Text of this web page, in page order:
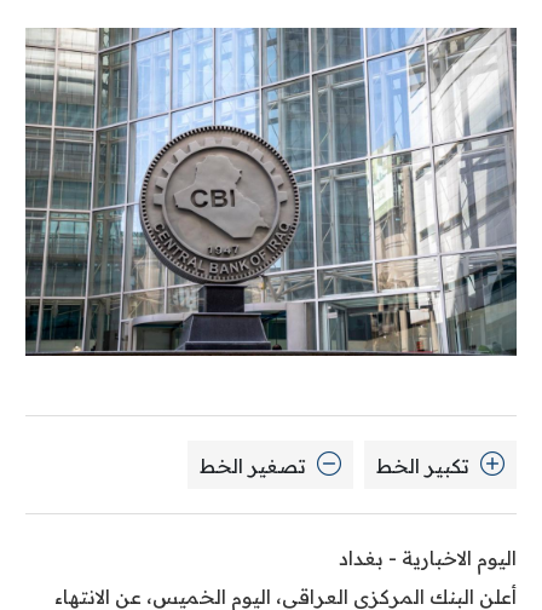
تكبير الخط تصغير الخط
اليوم الاخبارية - بغداد
أعلن البنك المركزي العراقي، اليوم الخميس، عن الانتهاء